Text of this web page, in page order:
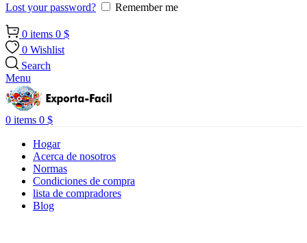
Lost your password? Remember me
0 items 0 $
0 Wishlist
Search
Menu
0 items 0 $
Hogar
Acerca de nosotros
Normas
Condiciones de compra
lista de compradores
Blog